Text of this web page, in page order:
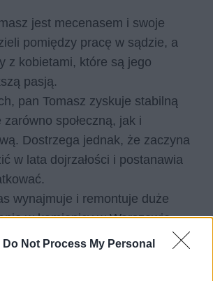
Do Not Process My Personal
jest mecenasem i swoje
pomiędzy pracę w sądzie, a
z kobietami, które są jego
pasją.
pan Tomasz zyskuje stabilną
zarówno społeczną, jak i
Dostrzega jednak, że zaczyna
w lata dojrzałości i postanawia
wynajmuje i remontuje duże
w kamienicy w Warszawie.
poświęcać aż tyle czasu na
wszystko, by jego mieszkanie